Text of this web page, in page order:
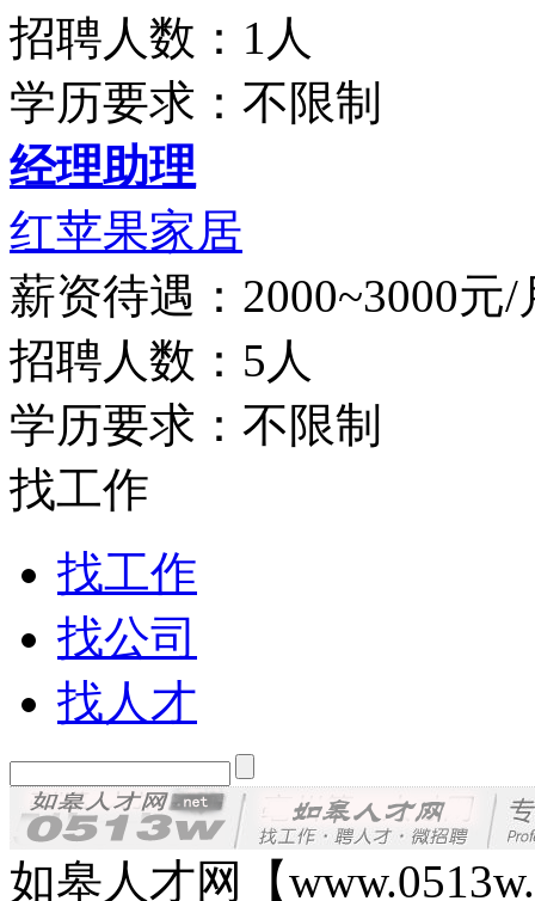
招聘人数：1人
学历要求：不限制
经理助理
红苹果家居
薪资待遇：2000~3000元/
招聘人数：5人
学历要求：不限制
找工作
找工作
找公司
找人才
如皋人才网【